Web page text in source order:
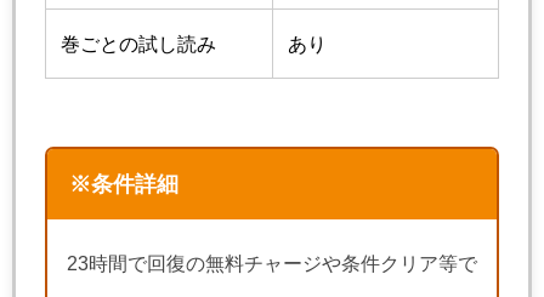
巻ごとの試し読み あり
※条件詳細
23時間で回復の無料チャージや条件クリア等で